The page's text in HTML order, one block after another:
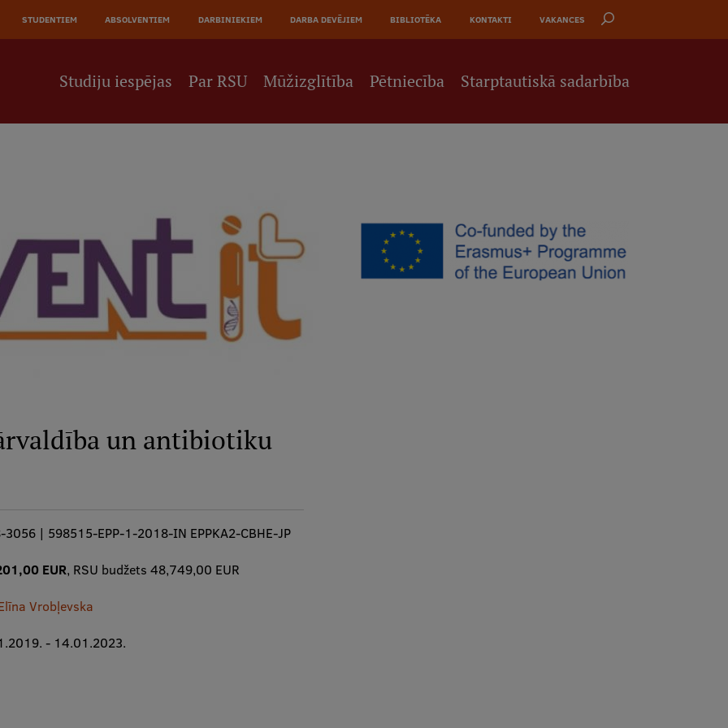
STUDENTIEM ABSOLVENTIEM DARBINIEKIEM DARBA DEVĒJIEM BIBLIOTĒKA KONTAKTI VAKANCES
Studiju iespējas Par RSU Mūžizglītība Pētniecība Starptautiskā sadarbība
un antibiotiku
3056 | 598515-EPP-1-2018-IN EPPKA2-CBHE-JP
EUR, RSU budžets 48,749,00 EUR
Vrobļevska
- 14.01.2023.